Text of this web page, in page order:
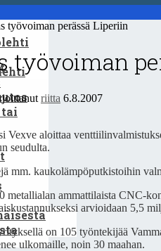
perässä Liperiin
työvoiman
riitta 6.8.2007
Vexve aloittaa
seudulta.
mm. kaukolämpöputkistoihin
metallialan ammattilaista CNC-
arvioidaan 5,5
on 105 työntekijää
ulkomaille, noin 30 maahan.